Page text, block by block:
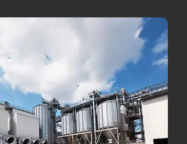
Cultura
Economia
Educação
Infraestrutura
Internacional
Meio Ambiente
Política
Tempo